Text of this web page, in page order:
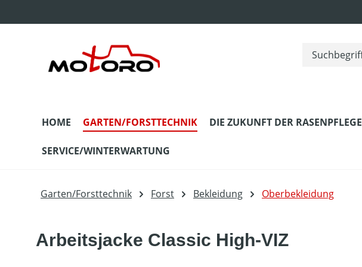
HOME GARTEN/FORSTTECHNIK DIE ZUKUNFT DER RASENPFLEGE
SERVICE/WINTERWARTUNG
Garten/Forsttechnik Forst Bekleidung Oberbekleidung
Arbeitsjacke Classic High-VIZ